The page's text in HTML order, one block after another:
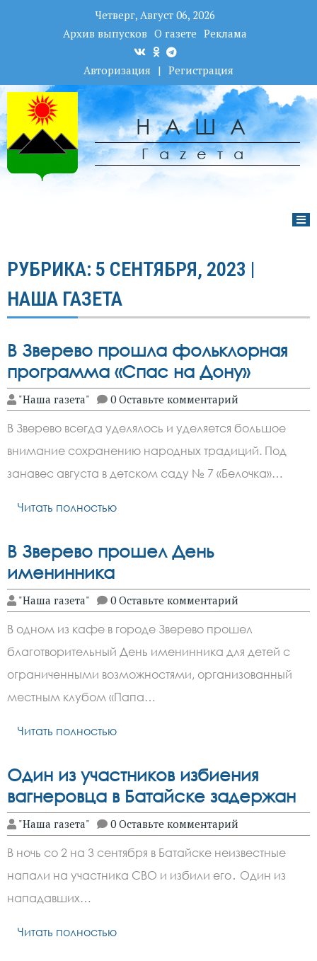
Четверг, Август 06, 2026
Архив выпусков О газете Реклама
Авторизация | Регистрация
НАША
Гаzета
РУБРИКА: 5 СЕНТЯБРЯ, 2023 |
НАША ГАЗЕТА
В Зверево прошла фольклорная
программа «Спас на Дону»
"Наша газета" 0 Оставьте комментарий
В Зверево всегда уделялось и уделяется большое
внимание сохранению народных традиций. Под
занавес августа в детском саду № 7 «Белочка»…
Читать полностью
В Зверево прошел День
именинника
"Наша газета" 0 Оставьте комментарий
В одном из кафе в городе Зверево прошел
благотворительный День именинника для детей с
ограниченными возможностями, организованный
местным клубом «Папа…
Читать полностью
Один из участников избиения
вагнеровца в Батайске задержан
"Наша газета" 0 Оставьте комментарий
В ночь со 2 на 3 сентября в Батайске неизвестные
напали на участника СВО и избили его․ Один из
нападавших…
Читать полностью